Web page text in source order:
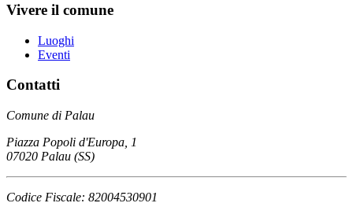
Vivere il comune
Luoghi
Eventi
Contatti
Comune di Palau
Piazza Popoli d'Europa, 1
07020 Palau (SS)
Codice Fiscale: 82004530901